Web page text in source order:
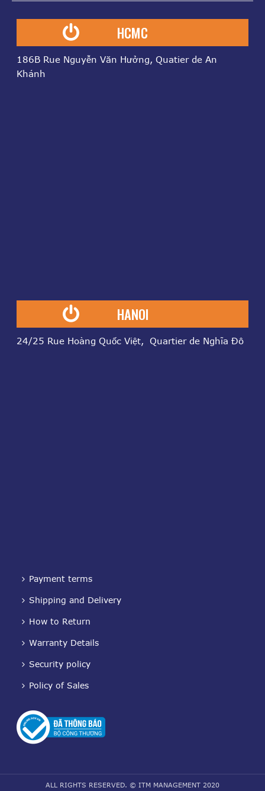
HCMC
186B Rue Nguyễn Văn Hưởng, Quatier de An
Khánh
HANOI
24/25 Rue Hoàng Quốc Việt, Quartier de Nghĩa Đô
Payment terms
Shipping and Delivery
How to Return
Warranty Details
Security policy
Policy of Sales
ALL RIGHTS RESERVED. © ITM MANAGEMENT 2020